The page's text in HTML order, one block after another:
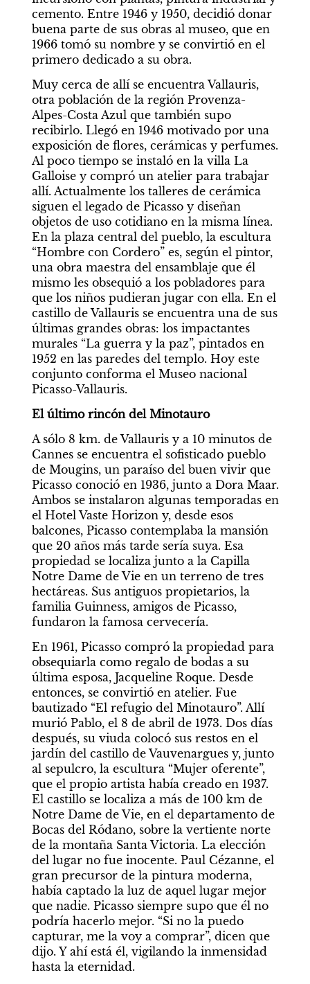
cemento. Entre 1946 y 1950, decidió donar
buena parte de sus obras al museo, que en
1966 tomó su nombre y se convirtió en el
primero dedicado a su obra.
Muy cerca de allí se encuentra Vallauris,
otra población de la región Provenza-
Alpes-Costa Azul que también supo
recibirlo. Llegó en 1946 motivado por una
exposición de flores, cerámicas y perfumes.
Al poco tiempo se instaló en la villa La
Galloise y compró un atelier para trabajar
allí. Actualmente los talleres de cerámica
siguen el legado de Picasso y diseñan
objetos de uso cotidiano en la misma línea.
En la plaza central del pueblo, la escultura
“Hombre con Cordero” es, según el pintor,
una obra maestra del ensamblaje que él
mismo les obsequió a los pobladores para
que los niños pudieran jugar con ella. En el
castillo de Vallauris se encuentra una de sus
últimas grandes obras: los impactantes
murales “La guerra y la paz”, pintados en
1952 en las paredes del templo. Hoy este
conjunto conforma el Museo nacional
Picasso-Vallauris.
El último rincón del Minotauro
A sólo 8 km. de Vallauris y a 10 minutos de
Cannes se encuentra el sofisticado pueblo
de Mougins, un paraíso del buen vivir que
Picasso conoció en 1936, junto a Dora Maar.
Ambos se instalaron algunas temporadas en
el Hotel Vaste Horizon y, desde esos
balcones, Picasso contemplaba la mansión
que 20 años más tarde sería suya. Esa
propiedad se localiza junto a la Capilla
Notre Dame de Vie en un terreno de tres
hectáreas. Sus antiguos propietarios, la
familia Guinness, amigos de Picasso,
fundaron la famosa cervecería.
En 1961, Picasso compró la propiedad para
obsequiarla como regalo de bodas a su
última esposa, Jacqueline Roque. Desde
entonces, se convirtió en atelier. Fue
bautizado “El refugio del Minotauro”. Allí
murió Pablo, el 8 de abril de 1973. Dos días
después, su viuda colocó sus restos en el
jardín del castillo de Vauvenargues y, junto
al sepulcro, la escultura “Mujer oferente”,
que el propio artista había creado en 1937.
El castillo se localiza a más de 100 km de
Notre Dame de Vie, en el departamento de
Bocas del Ródano, sobre la vertiente norte
de la montaña Santa Victoria. La elección
del lugar no fue inocente. Paul Cézanne, el
gran precursor de la pintura moderna,
había captado la luz de aquel lugar mejor
que nadie. Picasso siempre supo que él no
podría hacerlo mejor. “Si no la puedo
capturar, me la voy a comprar”, dicen que
dijo. Y ahí está él, vigilando la inmensidad
hasta la eternidad.